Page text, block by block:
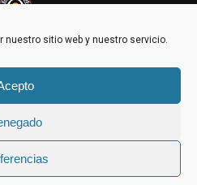
sitio web y nuestro servicio.
DE COOKIES (UE)
la reproducción y utilización